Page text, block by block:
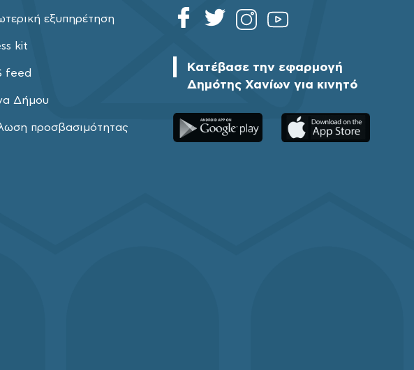
εξυπηρέτηση
kit
feed
Δήμου
προσβασιμότητας
Κατέβασε την εφαρμογή
Δημότης Χανίων για κινητό